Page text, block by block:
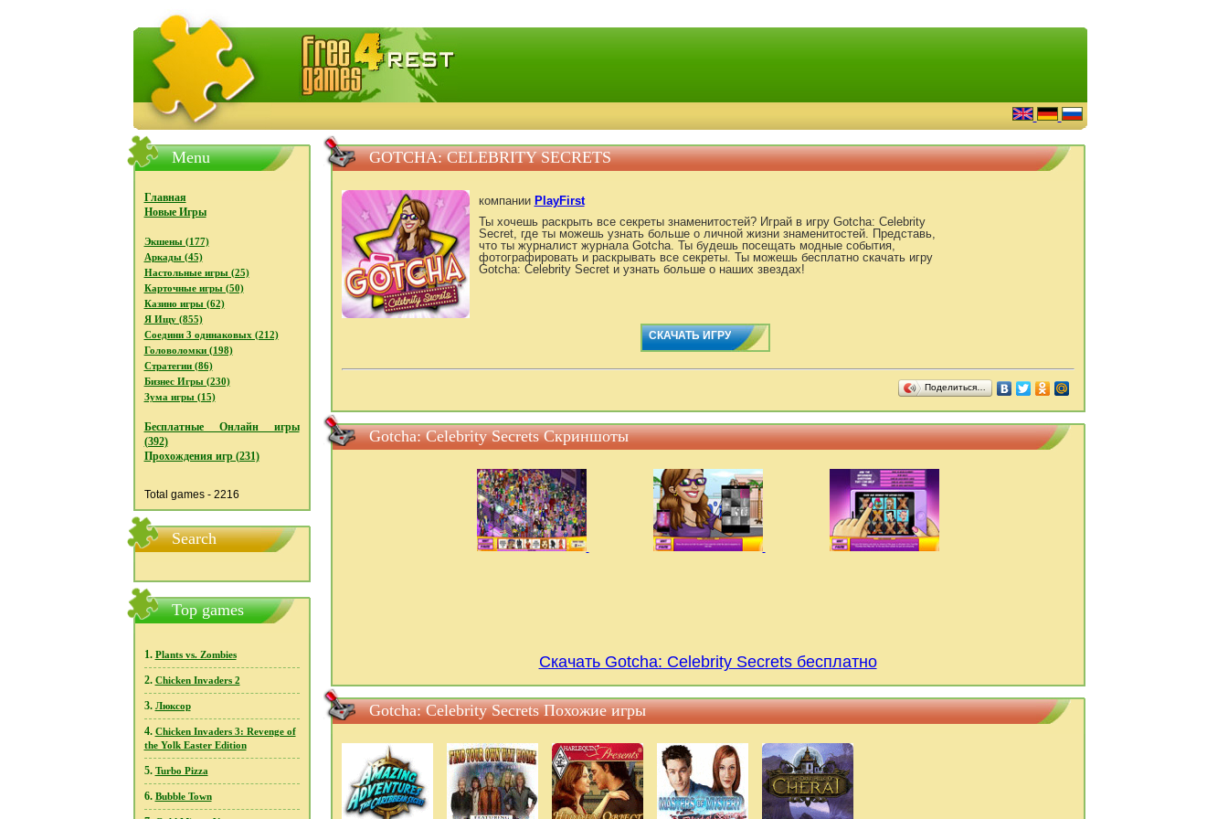
FreeGames4Rrest - Бесплатно скачать игры, бесплатные мини игры онлайн
Menu
Главная
Новые Игры
Экшены (177)
Аркады (45)
Настольные игры (25)
Карточные игры (50)
Казино игры (62)
Я Ищу (855)
Соедини 3 одинаковых (212)
Головоломки (198)
Стратегии (86)
Бизнес Игры (230)
Зума игры (15)
Бесплатные Онлайн игры
(392)
Прохождения игр (231)
Total games - 2216
Search
Top games
1. Plants vs. Zombies
2. Chicken Invaders 2
3. Люксор
4. Chicken Invaders 3: Revenge of
the Yolk Easter Edition
5. Turbo Pizza
6. Bubble Town
GOTCHA: CELEBRITY SECRETS
компании PlayFirst
Ты хочешь раскрыть все секреты знаменитостей? Играй в игру Gotcha: Celebrity
Secret, где ты можешь узнать больше о личной жизни знаменитостей. Представь,
что ты журналист журнала Gotcha. Ты будешь посещать модные события,
фотографировать и раскрывать все секреты. Ты можешь бесплатно скачать игру
Gotcha: Celebrity Secret и узнать больше о наших звездах!
СКАЧАТЬ ИГРУ
Поделиться…
Gotcha: Celebrity Secrets Скриншоты
Скачать Gotcha: Celebrity Secrets бесплатно
Gotcha: Celebrity Secrets Похожие игры